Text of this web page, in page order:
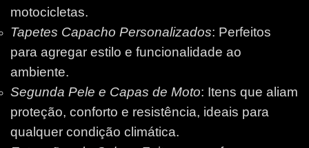
motocicletas.
Tapetes Capacho Personalizados: Perfeitos
para agregar estilo e funcionalidade ao
ambiente.
Segunda Pele e Capas de Moto: Itens que aliam
proteção, conforto e resistência, ideais para
qualquer condição climática.